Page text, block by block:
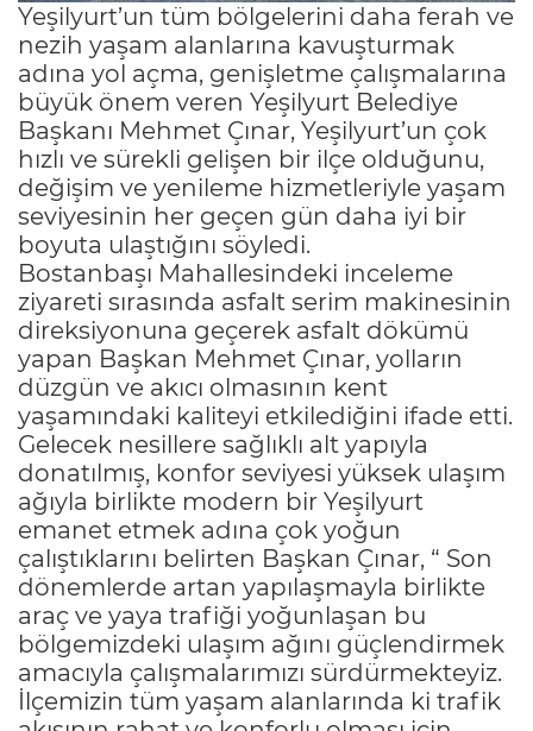
Yeşilyurt’un tüm bölgelerini daha ferah ve
nezih yaşam alanlarına kavuşturmak
adına yol açma, genişletme çalışmalarına
büyük önem veren Yeşilyurt Belediye
Başkanı Mehmet Çınar, Yeşilyurt’un çok
hızlı ve sürekli gelişen bir ilçe olduğunu,
değişim ve yenileme hizmetleriyle yaşam
seviyesinin her geçen gün daha iyi bir
boyuta ulaştığını söyledi.
Bostanbaşı Mahallesindeki inceleme
ziyareti sırasında asfalt serim makinesinin
direksiyonuna geçerek asfalt dökümü
yapan Başkan Mehmet Çınar, yolların
düzgün ve akıcı olmasının kent
yaşamındaki kaliteyi etkilediğini ifade etti.
Gelecek nesillere sağlıklı alt yapıyla
donatılmış, konfor seviyesi yüksek ulaşım
ağıyla birlikte modern bir Yeşilyurt
emanet etmek adına çok yoğun
çalıştıklarını belirten Başkan Çınar, “ Son
dönemlerde artan yapılaşmayla birlikte
araç ve yaya trafiği yoğunlaşan bu
bölgemizdeki ulaşım ağını güçlendirmek
amacıyla çalışmalarımızı sürdürmekteyiz.
İlçemizin tüm yaşam alanlarında ki trafik